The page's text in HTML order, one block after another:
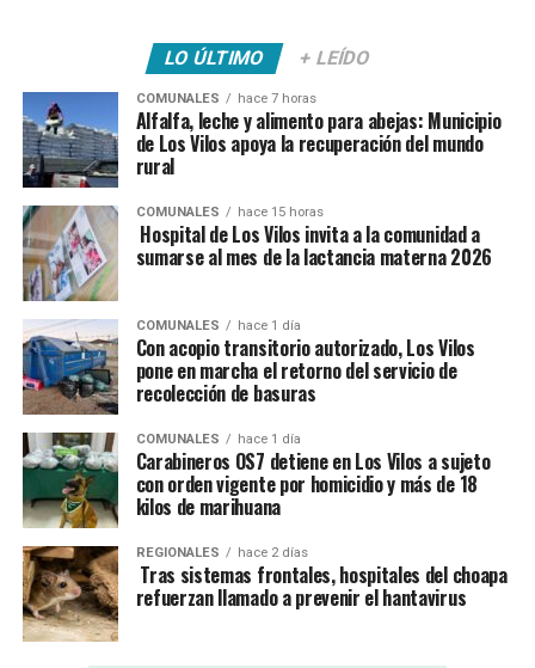
LO ÚLTIMO + LEÍDO
COMUNALES hace 7 horas
Alfalfa, leche y alimento para abejas: Municipio
de Los Vilos apoya la recuperación del mundo
rural
COMUNALES hace 15 horas
Hospital de Los Vilos invita a la comunidad a
sumarse al mes de la lactancia materna 2026
COMUNALES hace 1 día
Con acopio transitorio autorizado, Los Vilos
pone en marcha el retorno del servicio de
recolección de basuras
COMUNALES hace 1 día
Carabineros OS7 detiene en Los Vilos a sujeto
con orden vigente por homicidio y más de 18
kilos de marihuana
REGIONALES hace 2 días
Tras sistemas frontales, hospitales del choapa
refuerzan llamado a prevenir el hantavirus